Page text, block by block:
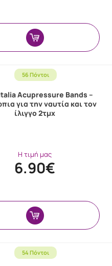
56 Πόντοι
Acupressure Bands –
για την ναυτία και τον
ίλιγγο 2τμχ
Η τιμή μας
6.90€
54 Πόντοι